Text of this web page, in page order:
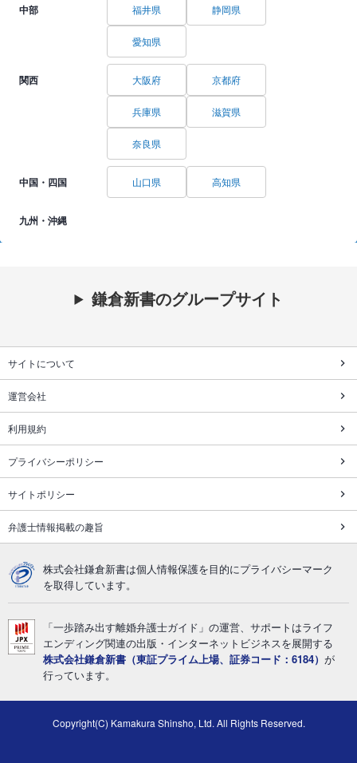
中部 福井県 静岡県
愛知県
関西 大阪府 京都府
兵庫県 滋賀県
奈良県
中国・四国 山口県 高知県
九州・沖縄
鎌倉新書のグループサイト
サイトについて
運営会社
利用規約
プライバシーポリシー
サイトポリシー
弁護士情報掲載の趣旨
株式会社鎌倉新書は個人情報保護を目的にプライバシーマーク
を取得しています。
「一歩踏み出す離婚弁護士ガイド」の運営、サポートはライフ
エンディング関連の出版・インターネットビジネスを展開する
株式会社鎌倉新書（東証プライム上場、証券コード：6184） が
行っています。
Copyright(C) Kamakura Shinsho, Ltd. All Rights Reserved.